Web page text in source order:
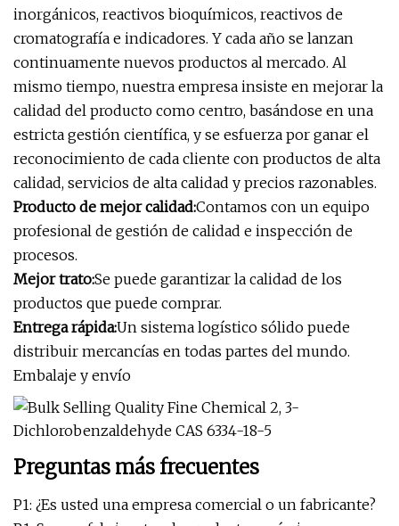
inorgánicos, reactivos bioquímicos, reactivos de
cromatografía e indicadores. Y cada año se lanzan
continuamente nuevos productos al mercado. Al
mismo tiempo, nuestra empresa insiste en mejorar la
calidad del producto como centro, basándose en una
estricta gestión científica, y se esfuerza por ganar el
reconocimiento de cada cliente con productos de alta
calidad, servicios de alta calidad y precios razonables.
Producto de mejor calidad:Contamos con un equipo
profesional de gestión de calidad e inspección de
procesos.
Mejor trato:Se puede garantizar la calidad de los
productos que puede comprar.
Entrega rápida:Un sistema logístico sólido puede
distribuir mercancías en todas partes del mundo.
Embalaje y envío
Preguntas más frecuentes
P1: ¿Es usted una empresa comercial o un fabricante?